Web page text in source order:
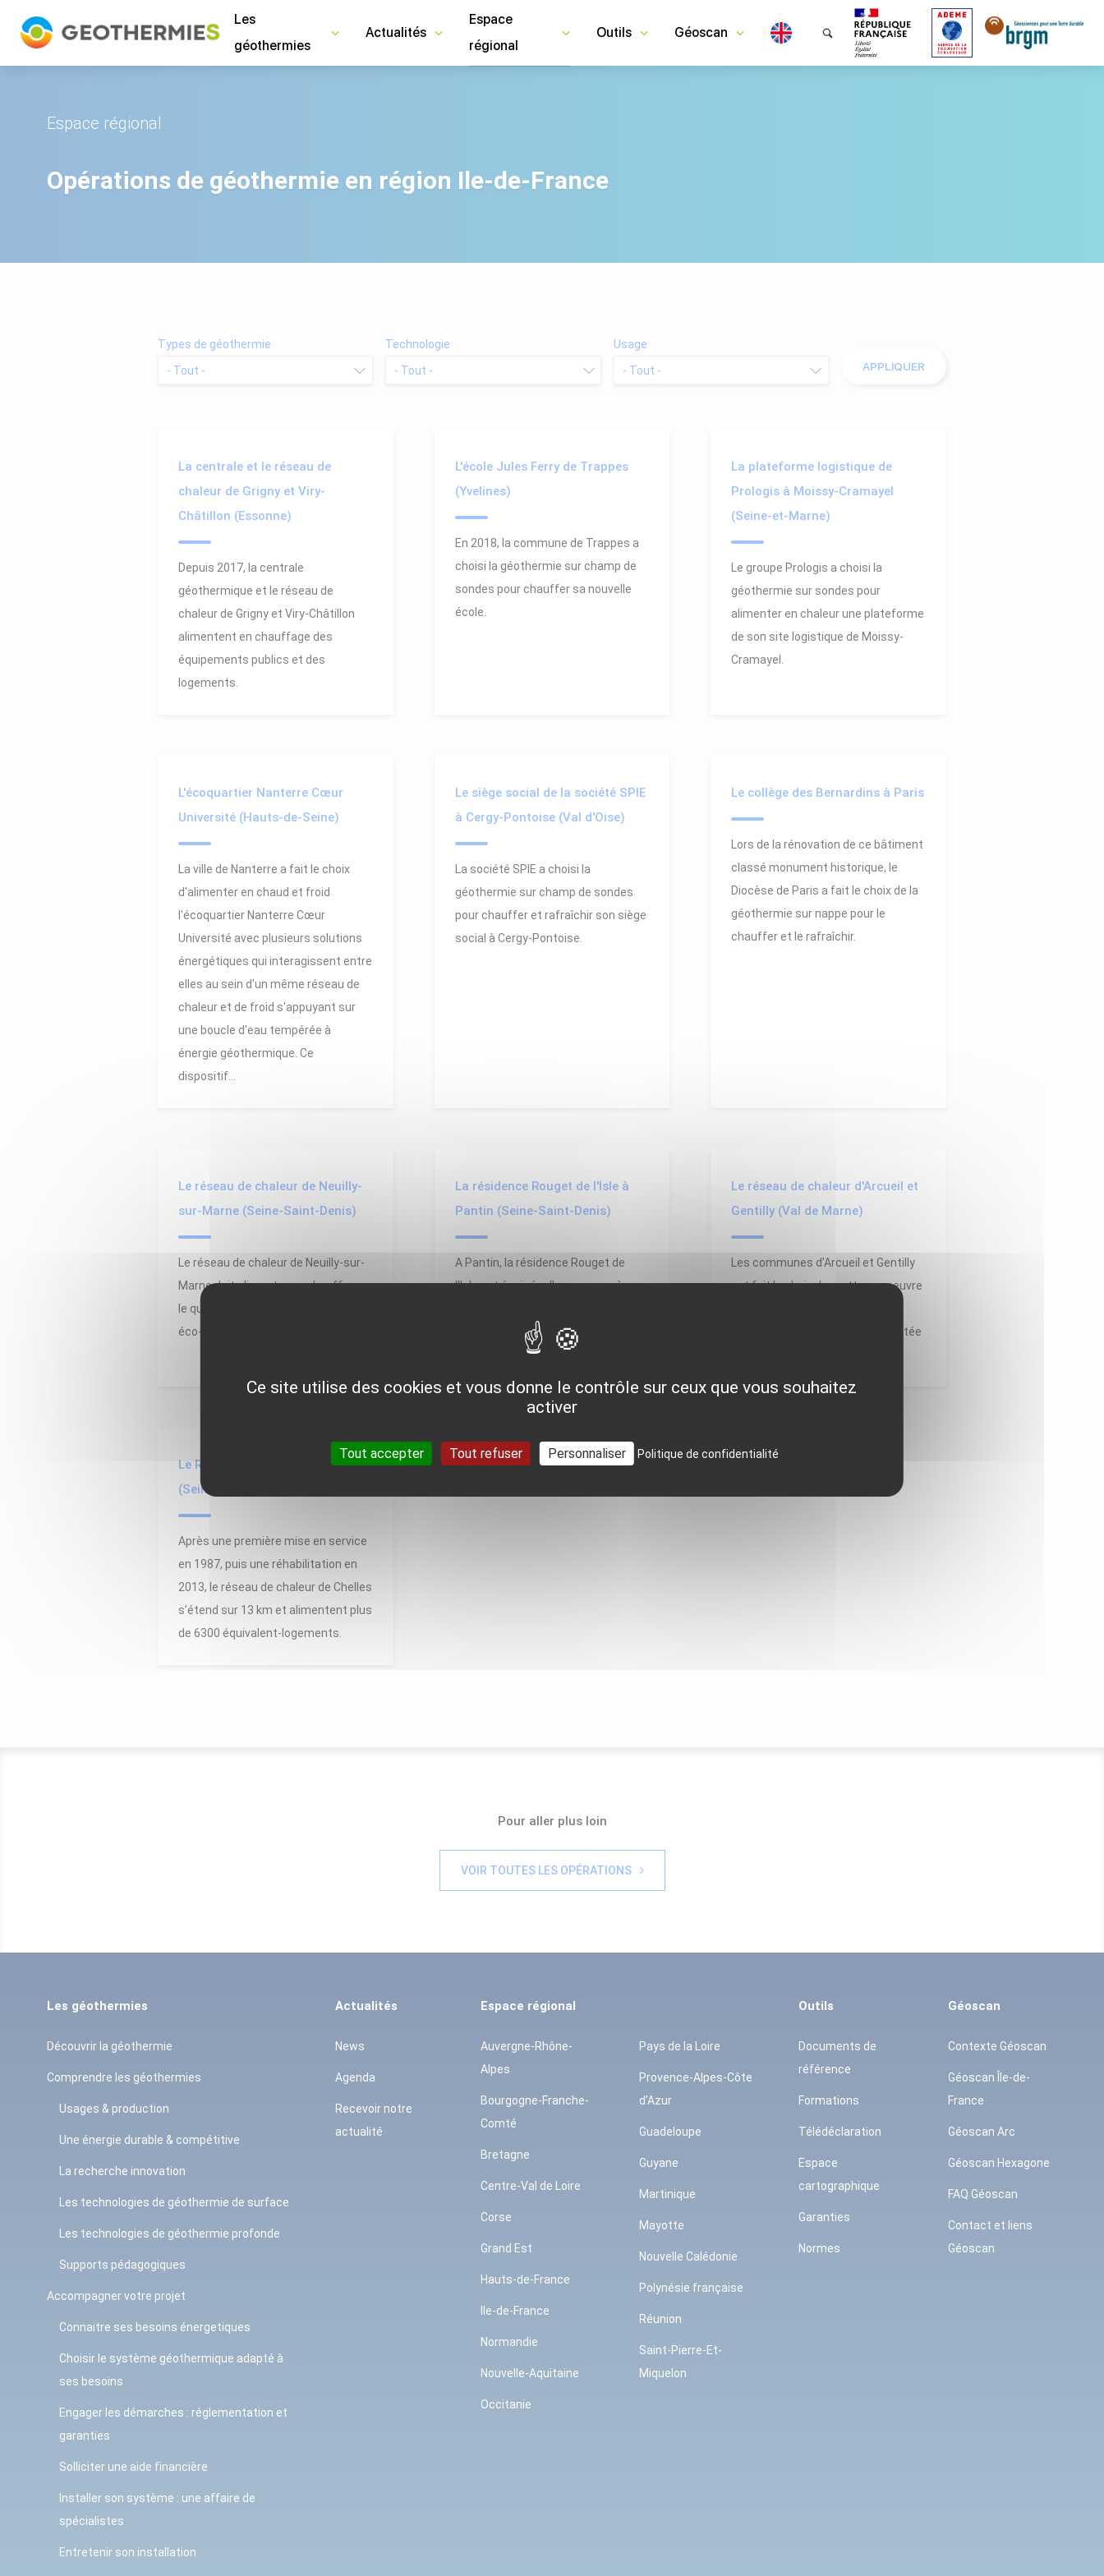
Les
géothermies
Actualités
Espace
régional
Outils Géoscan
Espace régional
Opérations de géothermie en région Ile-de-France
Types de géothermie Technologie Usage
La centrale et le réseau de
chaleur de Grigny et Viry-
Châtillon (Essonne)
Depuis 2017, la centrale
géothermique et le réseau de
chaleur de Grigny et Viry-Châtillon
alimentent en chauffage des
équipements publics et des
logements.
L'école Jules Ferry de Trappes
(Yvelines)
En 2018, la commune de Trappes a
choisi la géothermie sur champ de
sondes pour chauffer sa nouvelle
école.
La plateforme logistique de
Prologis à Moissy-Cramayel
(Seine-et-Marne)
Le groupe Prologis a choisi la
géothermie sur sondes pour
alimenter en chaleur une plateforme
de son site logistique de Moissy-
Cramayel.
L'écoquartier Nanterre Cœur
Université (Hauts-de-Seine)
La ville de Nanterre a fait le choix
d'alimenter en chaud et froid
l'écoquartier Nanterre Cœur
Université avec plusieurs solutions
énergétiques qui interagissent entre
elles au sein d'un même réseau de
chaleur et de froid s'appuyant sur
une boucle d'eau tempérée à
énergie géothermique. Ce
dispositif...
Le siège social de la société SPIE
à Cergy-Pontoise (Val d'Oise)
La société SPIE a choisi la
géothermie sur champ de sondes
pour chauffer et rafraîchir son siège
social à Cergy-Pontoise.
Le collège des Bernardins à Paris
Lors de la rénovation de ce bâtiment
classé monument historique, le
Diocèse de Paris a fait le choix de la
géothermie sur nappe pour le
chauffer et le rafraîchir.
Le réseau de chaleur de Neuilly-
sur-Marne (Seine-Saint-Denis)
Le réseau de chaleur de Neuilly-sur-
Marne doit alimenter en chauffage
le quartier des Fauvettes et le futur
éco-quartier de l'Est Nocéen.
La résidence Rouget de l'Isle à
Pantin (Seine-Saint-Denis)
A Pantin, la résidence Rouget de
l'Isle est équipée d'une pompe à
pour se chauffer.
Le réseau de chaleur d'Arcueil et
Gentilly (Val de Marne)
Les communes d’Arcueil et Gentilly
ont fait le choix de mettre en oeuvre
commune aux deux villes, alimentée
Le Réseau de chaleur de Chelles
(Seine-et-Marne)
Après une première mise en service
en 1987, puis une réhabilitation en
2013, le réseau de chaleur de Chelles
s’étend sur 13 km et alimentent plus
de 6300 équivalent-logements.
Pour aller plus loin
VOIR TOUTES LES OPÉRATIONS
Les géothermies
Découvrir la géothermie
Comprendre les géothermies
Usages & production
Une énergie durable & compétitive
La recherche innovation
Les technologies de géothermie de surface
Les technologies de géothermie profonde
Supports pédagogiques
Accompagner votre projet
Connaitre ses besoins énergetiques
Choisir le système géothermique adapté à
ses besoins
Engager les démarches : réglementation et
garanties
Solliciter une aide financière
Installer son système : une affaire de
spécialistes
Entretenir son installation
Actualités
News
Agenda
Recevoir notre
actualité
Espace régional
Auvergne-Rhône-
Alpes
Bourgogne-Franche-
Comté
Bretagne
Centre-Val de Loire
Corse
Grand Est
Hauts-de-France
Ile-de-France
Normandie
Nouvelle-Aquitaine
Occitanie
Pays de la Loire
Provence-Alpes-Côte
d’Azur
Guadeloupe
Guyane
Martinique
Mayotte
Nouvelle Calédonie
Polynésie française
Réunion
Saint-Pierre-Et-
Miquelon
Outils
Documents de
référence
Formations
Télédéclaration
Espace
cartographique
Garanties
Normes
Géoscan
Contexte Géoscan
Géoscan Île-de-
France
Géoscan Arc
Géoscan Hexagone
FAQ Géoscan
Contact et liens
Géoscan
Ce site utilise des cookies et vous donne le contrôle sur ceux que vous souhaitez
activer
Tout accepter Tout refuser Personnaliser Politique de confidentialité